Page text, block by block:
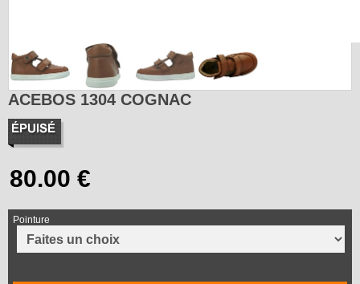
ACEBOS 1304 COGNAC
Pointure